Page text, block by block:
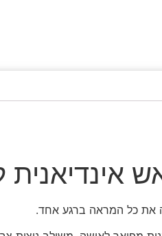
אינדיאנית
את כל המראה ברגע אחד.